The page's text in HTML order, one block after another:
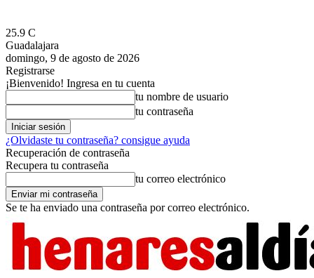
25.9 C
Guadalajara
domingo, 9 de agosto de 2026
Registrarse
¡Bienvenido! Ingresa en tu cuenta
tu nombre de usuario
tu contraseña
¿Olvidaste tu contraseña? consigue ayuda
Recuperación de contraseña
Recupera tu contraseña
tu correo electrónico
Se te ha enviado una contraseña por correo electrónico.